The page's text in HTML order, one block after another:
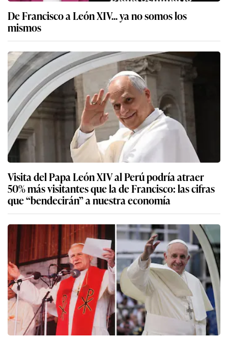
De Francisco a León XIV... ya no somos los
mismos
Visita del Papa León XIV al Perú podría atraer
50% más visitantes que la de Francisco: las cifras
que “bendecirán” a nuestra economía